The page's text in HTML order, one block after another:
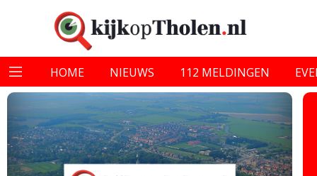
HOME NIEUWS 112 MELDINGEN